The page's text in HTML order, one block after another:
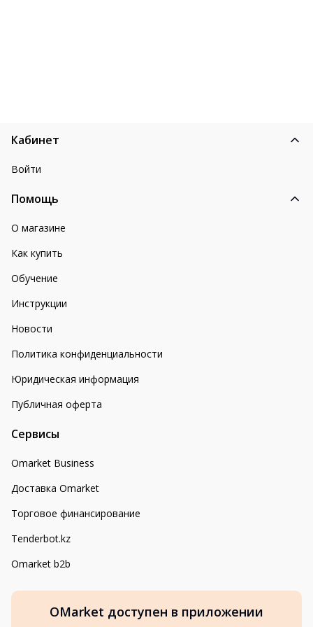
Кабинет
Войти
Помощь
О магазине
Как купить
Обучение
Инструкции
Новости
Политика конфиденциальности
Юридическая информация
Публичная оферта
Сервисы
Omarket Business
Доставка Omarket
Торговое финансирование
Tenderbot.kz
Omarket b2b
OMarket доступен в приложении